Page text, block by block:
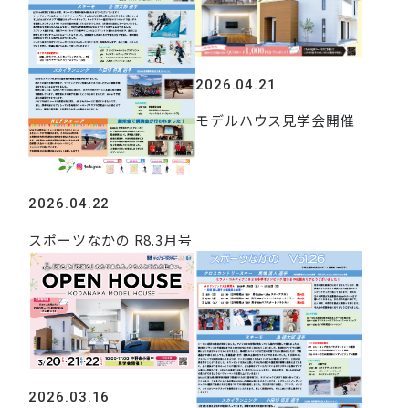
2026.04.22
スポーツなかの R8.3月号
2026.04.21
モデルハウス見学会開催
2026.03.16